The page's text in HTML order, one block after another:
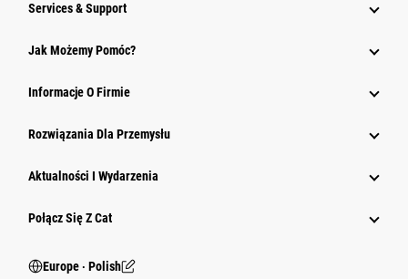
Services & Support
Jak Możemy Pomóc?
Informacje O Firmie
Rozwiązania Dla Przemysłu
Aktualności I Wydarzenia
Połącz Się Z Cat
Europe ‧ Polish